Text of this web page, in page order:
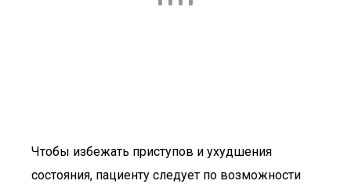
Чтобы избежать приступов и ухудшения
состояния, пациенту следует по возможности